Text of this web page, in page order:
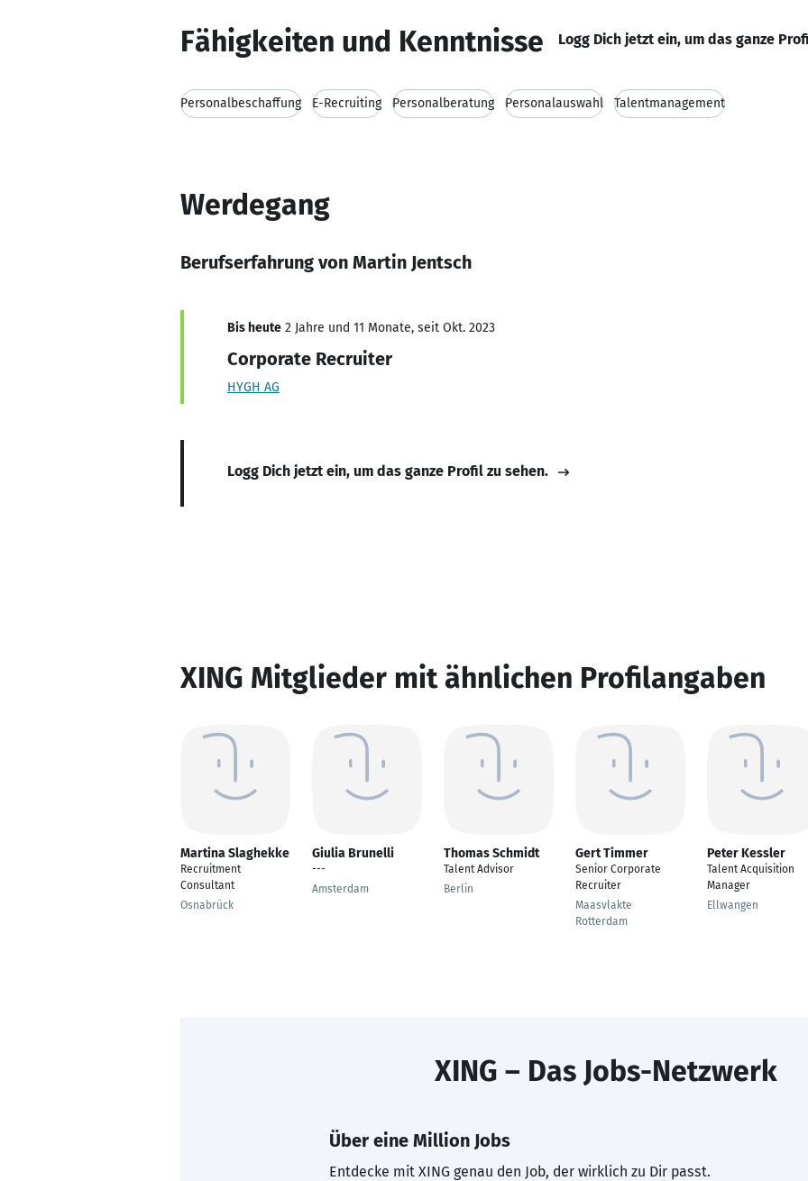
Fähigkeiten und Kenntnisse Logg Dich jetzt ein, um das ganze
Personalbeschaffung E-Recruiting Personalberatung Personalauswahl Talentmanagement
Werdegang
Berufserfahrung von Martin Jentsch
Bis heute 2 Jahre und 11 Monate, seit Okt. 2023
Corporate Recruiter
HYGH AG
Logg Dich jetzt ein, um das ganze Profil zu sehen.
XING Mitglieder mit ähnlichen Profilangaben
Martina Slaghekke
Recruitment
Consultant
Osnabrück
Giulia Brunelli
---
Amsterdam
Thomas Schmidt
Talent Advisor
Berlin
Gert Timmer
Senior Corporate
Recruiter
Maasvlakte
Rotterdam
Peter Kessler
Talent Acquisition
Manager
Ellwangen
XING – Das Jobs-Netzwerk
Über eine Million Jobs
Entdecke mit XING genau den Job, der wirklich zu Dir passt.